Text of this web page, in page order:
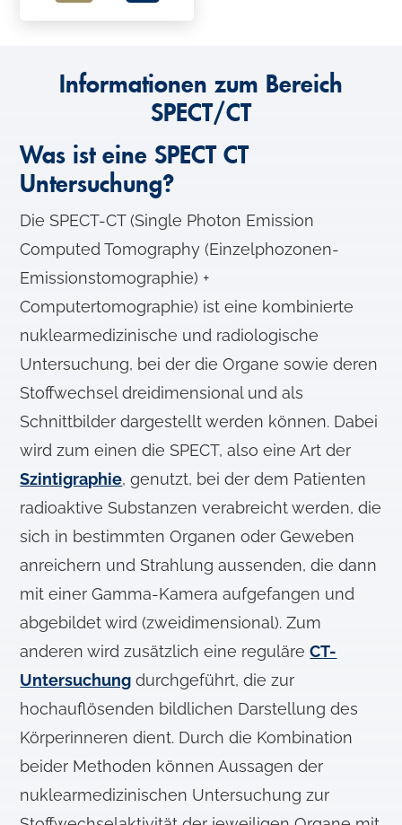
Informationen zum Bereich
SPECT/CT
Was ist eine SPECT CT
Untersuchung?
Die SPECT-CT (Single Photon Emission
Computed Tomography (Einzelphozonen-
Emissionstomographie) +
Computertomographie) ist eine kombinierte
nuklearmedizinische und radiologische
Untersuchung, bei der die Organe sowie deren
Stoffwechsel dreidimensional und als
Schnittbilder dargestellt werden können. Dabei
wird zum einen die SPECT, also eine Art der
Szintigraphie, genutzt, bei der dem Patienten
radioaktive Substanzen verabreicht werden, die
sich in bestimmten Organen oder Geweben
anreichern und Strahlung aussenden, die dann
mit einer Gamma-Kamera aufgefangen und
abgebildet wird (zweidimensional). Zum
anderen wird zusätzlich eine reguläreCT-
Untersuchung durchgeführt, die zur
hochauflösenden bildlichen Darstellung des
Körperinneren dient. Durch die Kombination
beider Methoden können Aussagen der
nuklearmedizinischen Untersuchung zur